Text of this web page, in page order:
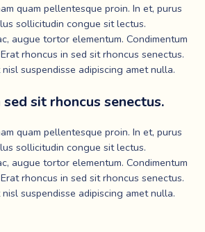
quam pellentesque proin. In et, purus
sollicitudin congue sit lectus.
augue tortor elementum. Condimentum
rhoncus in sed sit rhoncus senectus.
suspendisse adipiscing amet nulla.
sit rhoncus senectus.
quam pellentesque proin. In et, purus
sollicitudin congue sit lectus.
augue tortor elementum. Condimentum
rhoncus in sed sit rhoncus senectus.
suspendisse adipiscing amet nulla.